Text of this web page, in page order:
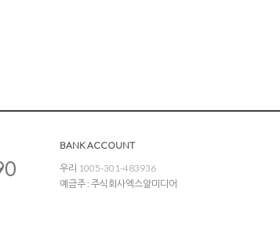
BANK ACCOUNT
우리 1005-301-483936
예금주 : 주식회사엑스알미디어